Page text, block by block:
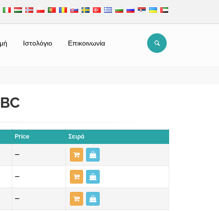
Ιστολόγιο Επικοινωνία
Price Σειρά
—
—
—